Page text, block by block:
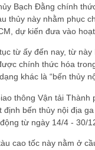
Bạch Đằng chính
thủy này nhằm phục
dự kiến đưa vào
từ ấy đến nay, từ
chính thức hóa
khác là “bến thủy
thông Vận tải Thành
định bến thủy nội địa
từ ngày 14/4 - 30/
cao tốc này nằm ở